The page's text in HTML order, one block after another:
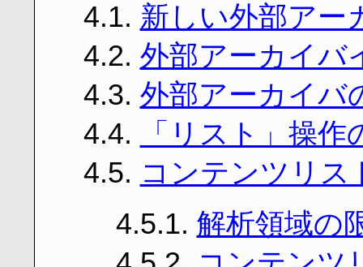
4.1. 新しい外部アー
4.2. 外部アーカイバ
4.3. 外部アーカイバ
4.4.
「リスト」操作
4.5. コンテンツリス
4.5.1. 解析領域の